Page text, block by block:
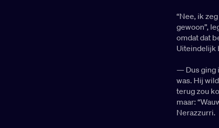
“Nee, ik
gewoon”,
omdat dat
Uiteindelijk
— Dus ging
was. Hij
terug zou
maar:
Nerazzurri.